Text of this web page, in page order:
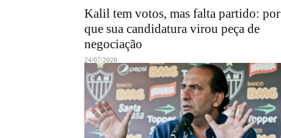
Kalil tem votos, mas falta partido: por
que sua candidatura virou peça de
negociação
24/07/2026